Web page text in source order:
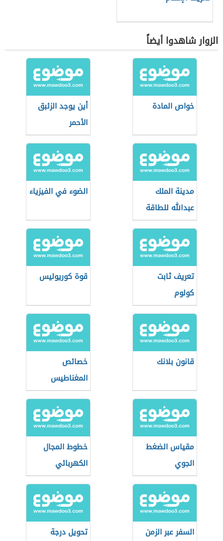
الزوار شاهدوا أيضاً
خواص المادة
أين يوجد الزئبق
الأحمر
مدينة الملك
عبدالله للطاقة
الذرية
الضوء في الفيزياء
تعريف ثابت
كولوم
قوة كوريوليس
قانون بلانك
خصائص
المغناطيس
مقياس الضغط
الجوي
خطوط المجال
الكهربائي
السفر عبر الزمن
تحويل درجة